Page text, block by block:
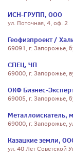
ИСН-ГРУПП, ООО
ул. Поточная, 4, оф. 2
Геофизпроект /
69091, г. Запорожье,
СПЕЦ, ЧП
69000, г. Запорожье,
ОКФ Бизнес-
69005, г. Запорожье,
Металлоискатель,
69000, г. Запорожье,
Казацкие земли,
ул. 40 Лет Советской